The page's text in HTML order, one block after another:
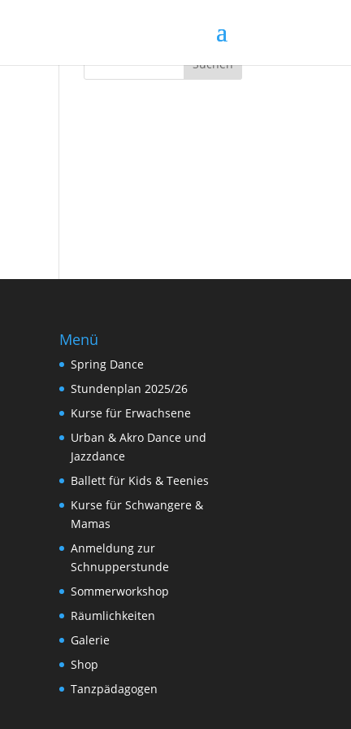
Menü
Spring Dance
Stundenplan 2025/26
Kurse für Erwachsene
Urban & Akro Dance und
Jazzdance
Ballett für Kids & Teenies
Kurse für Schwangere &
Mamas
Anmeldung zur
Schnupperstunde
Sommerworkshop
Räumlichkeiten
Galerie
Shop
Tanzpädagogen